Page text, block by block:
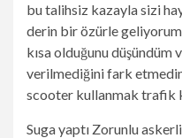
bu talihsiz kazayla sizi
derin bir özürle
kısa olduğunu
verilmediğini fark
scooter kullanmak trafik
Suga yaptı Zorunlu